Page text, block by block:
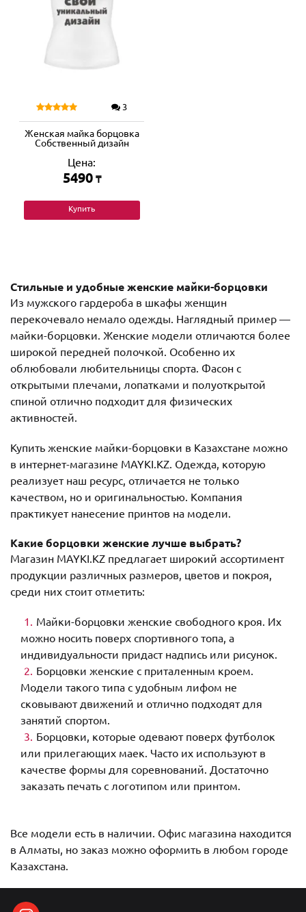
3
Женская майка борцовка
Собственный дизайн
Цена:
5490 ₸
Купить
Стильные и удобные женские майки-борцовки
Из мужского гардероба в шкафы женщин
перекочевало немало одежды. Наглядный пример ―
майки-борцовки. Женские модели отличаются более
широкой передней полочкой. Особенно их
облюбовали любительницы спорта. Фасон с
открытыми плечами, лопатками и полуоткрытой
спиной отлично подходит для физических
активностей.
Купить женские майки-борцовки в Казахстане можно
в интернет-магазине MAYKI.KZ. Одежда, которую
реализует наш ресурс, отличается не только
качеством, но и оригинальностью. Компания
практикует нанесение принтов на модели.
Какие борцовки женские лучше выбрать?
Магазин MAYKI.KZ предлагает широкий ассортимент
продукции различных размеров, цветов и покроя,
среди них стоит отметить:
Майки-борцовки женские свободного кроя. Их
можно носить поверх спортивного топа, а
индивидуальности придаст надпись или рисунок.
Борцовки женские с приталенным кроем.
Модели такого типа с удобным лифом не
сковывают движений и отлично подходят для
занятий спортом.
Борцовки, которые одевают поверх футболок
или прилегающих маек. Часто их используют в
качестве формы для соревнований. Достаточно
заказать печать с логотипом или принтом.
Все модели есть в наличии. Офис магазина находится
в Алматы, но заказ можно оформить в любом городе
Казахстана.